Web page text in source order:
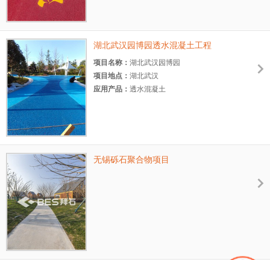
湖北武汉园博园透水混凝土工程
项目名称： 湖北武汉园博园
项目地点： 湖北武汉
应用产品： 透水混凝土
无锡砾石聚合物项目